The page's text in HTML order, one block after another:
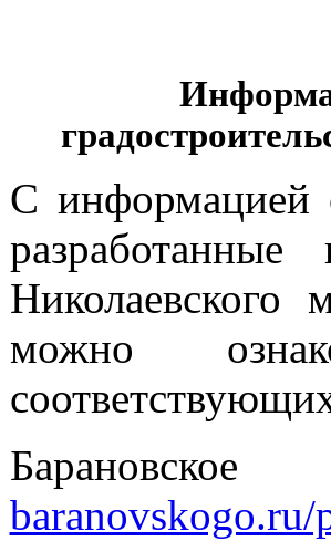
С информацией
можно